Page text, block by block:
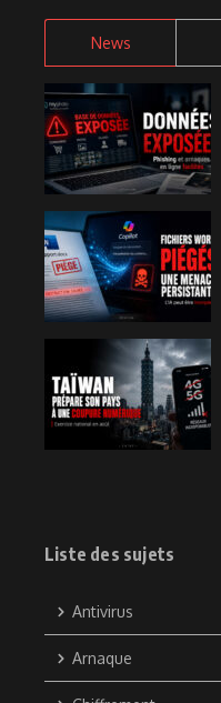
News
Liste des sujets
Antivirus
Arnaque